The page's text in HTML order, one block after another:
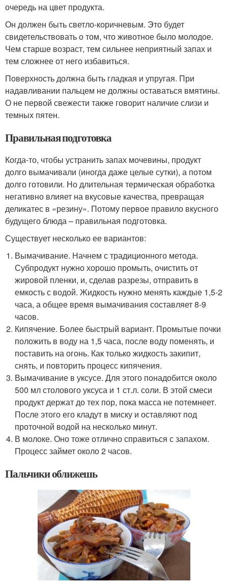
очередь на цвет продукта.
Он должен быть светло-коричневым. Это будет
свидетельствовать о том, что животное было молодое.
Чем старше возраст, тем сильнее неприятный запах и
тем сложнее от него избавиться.
Поверхность должна быть гладкая и упругая. При
надавливании пальцем не должны оставаться вмятины.
О не первой свежести также говорит наличие слизи и
темных пятен.
Правильная подготовка
Когда-то, чтобы устранить запах мочевины, продукт
долго вымачивали (иногда даже целые сутки), а потом
долго готовили. Но длительная термическая обработка
негативно влияет на вкусовые качества, превращая
деликатес в «резину». Потому первое правило вкусного
будущего блюда – правильная подготовка.
Существует несколько ее вариантов:
Вымачивание. Начнем с традиционного метода.
Субпродукт нужно хорошо промыть, очистить от
жировой пленки, и, сделав разрезы, отправить в
емкость с водой. Жидкость нужно менять каждые 1,5-2
часа, а общее время вымачивания составляет 8-9
часов.
Кипячение. Более быстрый вариант. Промытые почки
положить в воду на 1,5 часа, после воду поменять, и
поставить на огонь. Как только жидкость закипит,
снять, и повторить процесс кипячения.
Вымачивание в уксусе. Для этого понадобится около
500 мл столового уксуса и 1 ст.л. соли. В этой смеси
продукт держат до тех пор, пока масса не потемнеет.
После этого его кладут в миску и оставляют под
проточной водой на несколько минут.
В молоке. Оно тоже отлично справиться с запахом.
Процесс займет около 2 часов.
Пальчики оближешь